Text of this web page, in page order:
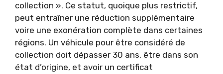
collection ». Ce statut, quoique plus restrictif,
peut entraîner une réduction supplémentaire
voire une exonération complète dans certaines
régions. Un véhicule pour être considéré de
collection doit dépasser 30 ans, être dans son
état d’origine, et avoir un certificat